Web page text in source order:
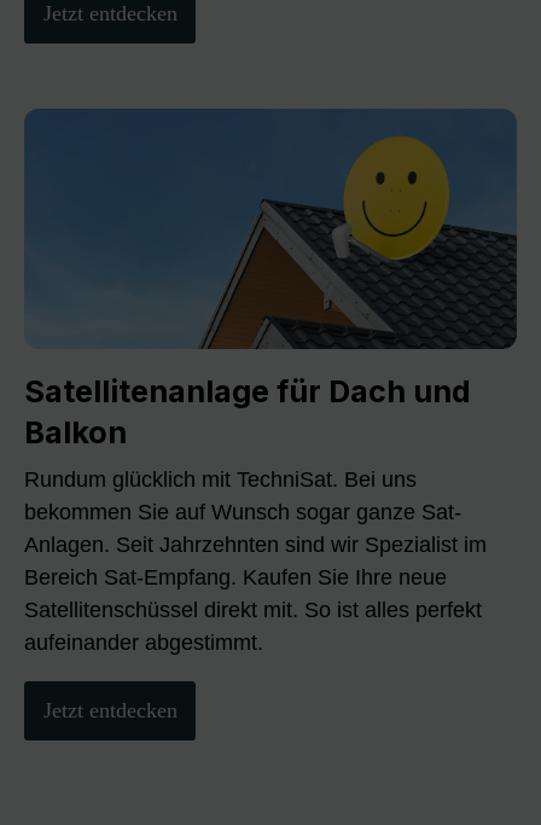
Jetzt entdecken
Satellitenanlage für Dach und
Balkon
Rundum glücklich mit TechniSat. Bei uns
bekommen Sie auf Wunsch sogar ganze Sat-
Anlagen. Seit Jahrzehnten sind wir Spezialist im
Bereich Sat-Empfang. Kaufen Sie Ihre neue
Satellitenschüssel direkt mit. So ist alles perfekt
aufeinander abgestimmt.
Jetzt entdecken